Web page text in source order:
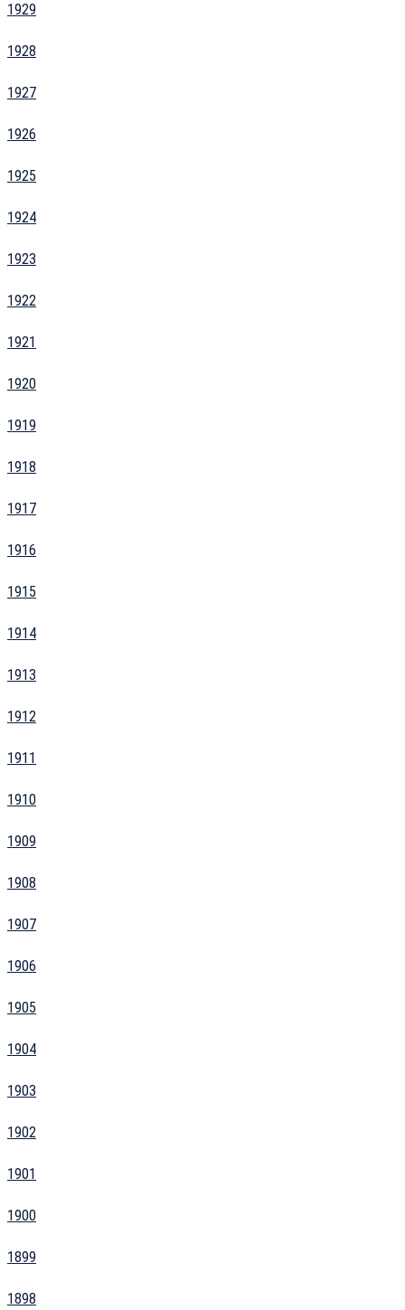
1929
1928
1927
1926
1925
1924
1923
1922
1921
1920
1919
1918
1917
1916
1915
1914
1913
1912
1911
1910
1909
1908
1907
1906
1905
1904
1903
1902
1901
1900
1899
1898